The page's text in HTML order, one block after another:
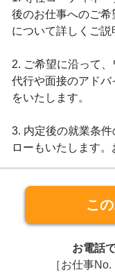
後のお仕事へのご
について詳しくご説
2. ご希望に沿って
代行や面接のアドバ
をいたします。
3. 内定後の就業条
ローもいたします。
こ
お電話
［お仕事